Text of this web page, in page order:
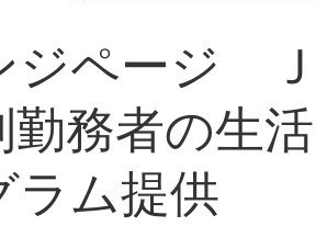
ジページ
勤務者の生
ラム提供